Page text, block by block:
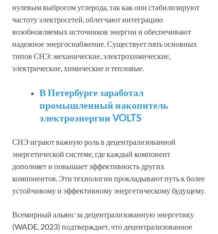
нулевым выбросом углерода, так как они стабилизируют
частоту электросетей, облегчают интеграцию
возобновляемых источников энергии и обеспечивают
надежное энергоснабжение. Существует пять основных
типов СНЭ: механические, электрохимические,
электрические, химические и тепловые.
В Петербурге заработал
промышленный накопитель
электроэнергии VOLTS
СНЭ играют важную роль в децентрализованной
энергетической системе, где каждый компонент
дополняет и повышает эффективность других
компонентов. Эти технологии прокладывают путь к более
устойчивому и эффективному энергетическому будущему.
Всемирный альянс за децентрализованную энергетику
(WADE, 2023) подтверждает, что децентрализованное